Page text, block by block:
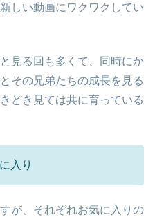
しい動画にワクワクしてい
見る回も多くて、同時にか
その兄弟たちの成長を見る
どき見ては共に育っている
入り
が、それぞれお気に入りの